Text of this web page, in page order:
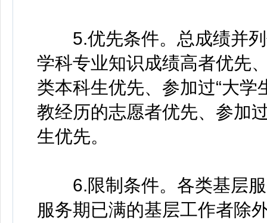
5.优先条件。总成绩并列
学科专业知识成绩高者优先
类本科生优先、参加过“大
教经历的志愿者优先、参加
生优先。
6.限制条件。各类基层服
服务期已满的基层工作者除